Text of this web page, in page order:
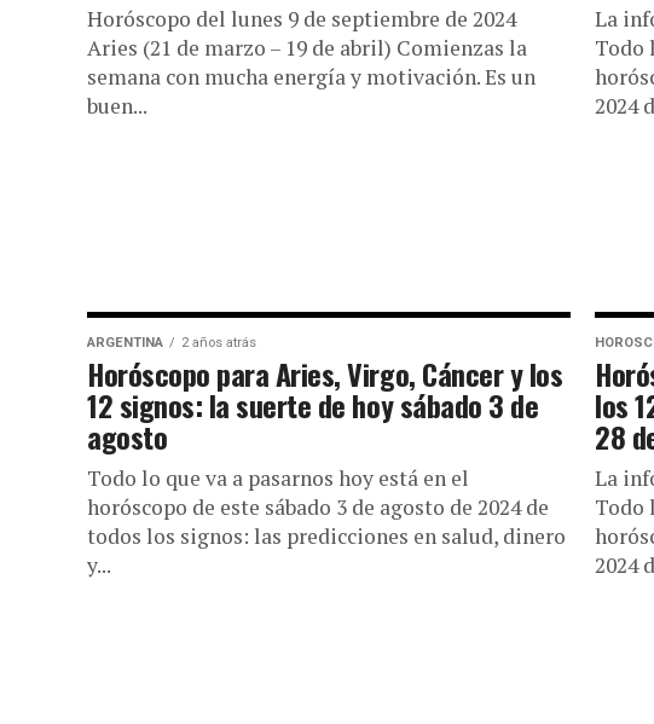
Horóscopo del lunes 9 de septiembre de 2024
Aries (21 de marzo – 19 de abril) Comienzas la
semana con mucha energía y motivación. Es un
buen...
La
Todo
2024
ARGENTINA 2 años atrás
Horóscopo para Aries, Virgo, Cáncer y los
12 signos: la suerte de hoy sábado 3 de
agosto
Todo lo que va a pasarnos hoy está en el
horóscopo de este sábado 3 de agosto de 2024 de
todos los signos: las predicciones en salud, dinero
y...
los
28
La
Todo
2024